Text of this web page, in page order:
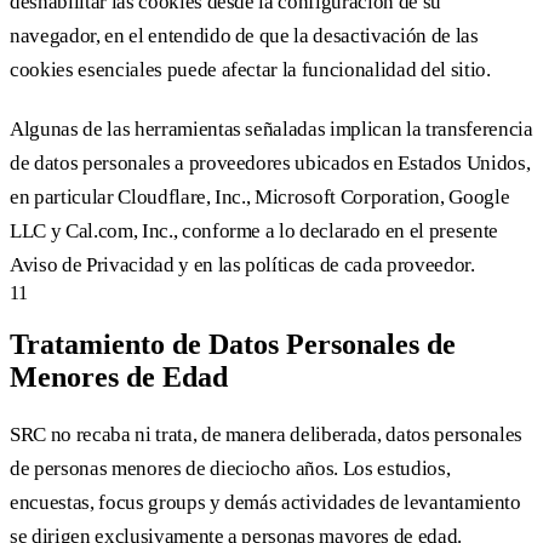
navegador, en el entendido de que la desactivación de las
cookies esenciales puede afectar la funcionalidad del sitio.
Algunas de las herramientas señaladas implican la transferencia
de datos personales a proveedores ubicados en Estados Unidos,
en particular Cloudflare, Inc., Microsoft Corporation, Google
LLC y Cal.com, Inc., conforme a lo declarado en el presente
Aviso de Privacidad y en las políticas de cada proveedor.
11
Tratamiento de Datos Personales de
Menores de Edad
SRC no recaba ni trata, de manera deliberada, datos personales
de personas menores de dieciocho años. Los estudios,
encuestas, focus groups y demás actividades de levantamiento
se dirigen exclusivamente a personas mayores de edad.